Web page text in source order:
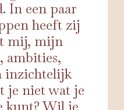
In een paar
heeft zij
mij, mijn
je niet wat je
Wil je